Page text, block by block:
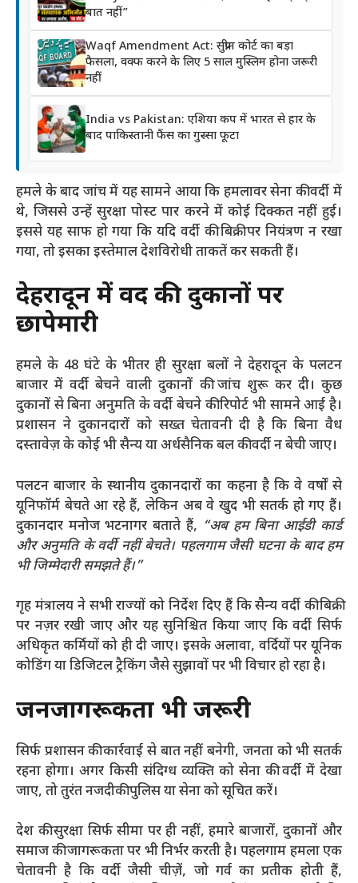
बात नहीं”
Waqf Amendment Act: सुप्रीम कोर्ट का बड़ा
फैसला, वक्फ करने के लिए 5 साल मुस्लिम होना जरूरी
नहीं
India vs Pakistan: एशिया कप में भारत से हार के
बाद पाकिस्तानी फैंस का गुस्सा फूटा
हमले के बाद जांच में यह सामने आया कि हमलावर सेना की वर्दी में
थे, जिससे उन्हें सुरक्षा पोस्ट पार करने में कोई दिक्कत नहीं हुई।
इससे यह साफ हो गया कि यदि वर्दी की बिक्री पर नियंत्रण न रखा
गया, तो इसका इस्तेमाल देशविरोधी ताकतें कर सकती हैं।
देहरादून में वर्दी की दुकानों पर
छापेमारी
हमले के 48 घंटे के भीतर ही सुरक्षा बलों ने देहरादून के पलटन
बाजार में वर्दी बेचने वाली दुकानों की जांच शुरू कर दी। कुछ
दुकानों से बिना अनुमति के वर्दी बेचने की रिपोर्ट भी सामने आई है।
प्रशासन ने दुकानदारों को सख्त चेतावनी दी है कि बिना वैध
दस्तावेज़ के कोई भी सैन्य या अर्धसैनिक बल की वर्दी न बेची जाए।
पलटन बाजार के स्थानीय दुकानदारों का कहना है कि वे वर्षों से
यूनिफॉर्म बेचते आ रहे हैं, लेकिन अब वे खुद भी सतर्क हो गए हैं।
दुकानदार मनोज भटनागर बताते हैं, “अब हम बिना आईडी कार्ड
और अनुमति के वर्दी नहीं बेचते। पहलगाम जैसी घटना के बाद हम
भी जिम्मेदारी समझते हैं।”
गृह मंत्रालय ने सभी राज्यों को निर्देश दिए हैं कि सैन्य वर्दी की बिक्री
पर नज़र रखी जाए और यह सुनिश्चित किया जाए कि वर्दी सिर्फ
अधिकृत कर्मियों को ही दी जाए। इसके अलावा, वर्दियों पर यूनिक
कोडिंग या डिजिटल ट्रैकिंग जैसे सुझावों पर भी विचार हो रहा है।
जनजागरूकता भी जरूरी
सिर्फ प्रशासन की कार्रवाई से बात नहीं बनेगी, जनता को भी सतर्क
रहना होगा। अगर किसी संदिग्ध व्यक्ति को सेना की वर्दी में देखा
जाए, तो तुरंत नजदीकी पुलिस या सेना को सूचित करें।
देश की सुरक्षा सिर्फ सीमा पर ही नहीं, हमारे बाजारों, दुकानों और
समाज की जागरूकता पर भी निर्भर करती है। पहलगाम हमला एक
चेतावनी है कि वर्दी जैसी चीज़ें, जो गर्व का प्रतीक होती हैं,